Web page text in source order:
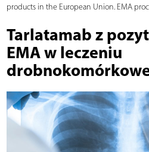
products in the European Union. EMA
Tarlatamab z
EMA w leczeniu